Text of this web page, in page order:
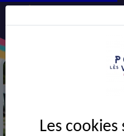
Les